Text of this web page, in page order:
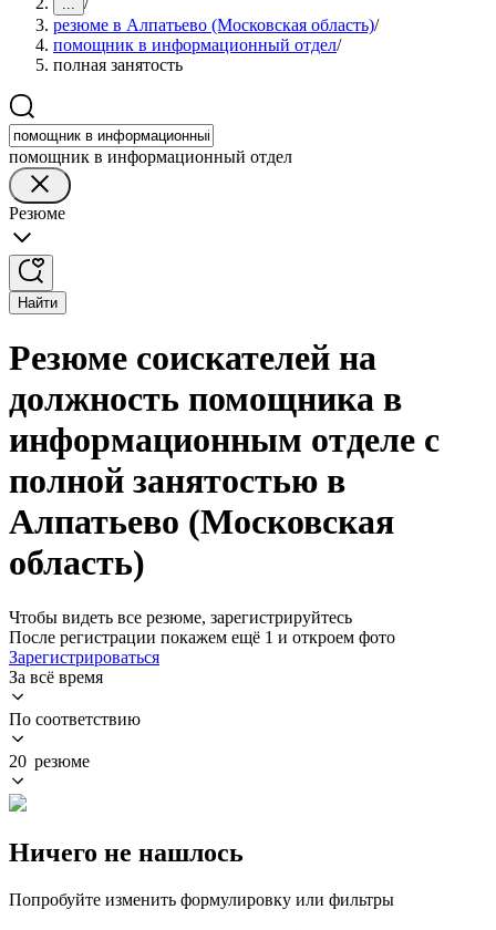
...
резюме в Алпатьево (Московская область)/
помощник в информационный отдел/
полная занятость
помощник в информационный отдел
Резюме
Найти
Резюме соискателей на
должность помощника в
информационным отделе с
полной занятостью в
Алпатьево (Московская
область)
Чтобы видеть все резюме, зарегистрируйтесь
После регистрации покажем ещё 1 и откроем фото
Зарегистрироваться
За всё время
По соответствию
20 резюме
Ничего не нашлось
Попробуйте изменить формулировку или фильтры